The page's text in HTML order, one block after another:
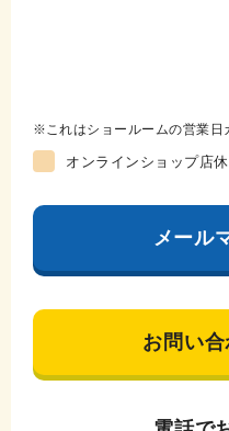
これはショールームの営業日
オンラインショップ店休
メール
お問い